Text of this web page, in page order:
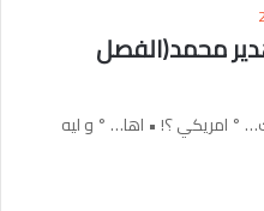
محمد(الفصل
° امريكي ؟! • اها… ° و ليه